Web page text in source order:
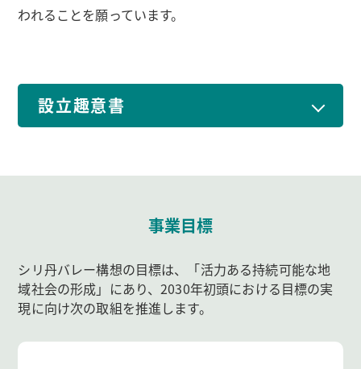
われることを願っています。
設立趣意書
事業目標
シリ丹バレー構想の目標は、「活力ある持続可能な地
域社会の形成」にあり、2030年初頭における目標の実
現に向け次の取組を推進します。